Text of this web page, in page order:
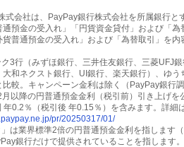
式会社は、PayPay銀行株式会社を所属銀行と
預金の受入れ」「円貨資金貸付」および「
貨普通預金の受入れ」および「為替取引」を
3行（みずほ銀行、三井住友銀行、三菱UFJ
大和ネクスト銀行、UI銀行、楽天銀行）、ゆ
比較。キャンペーン金利は除く（PayPay銀
以降の円普通預金金利（税引前）引き上げを
0.2％（税引後 年0.15％）を含みます。詳細
pr/20250317/01/
は業界標準2倍の円普通預金金利を指します
銀行だけで提供されていることを指します。